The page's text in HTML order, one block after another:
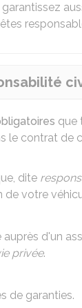
garantissez
que
le contrat de
dite
de votre
d'un
privée.
de garanties.